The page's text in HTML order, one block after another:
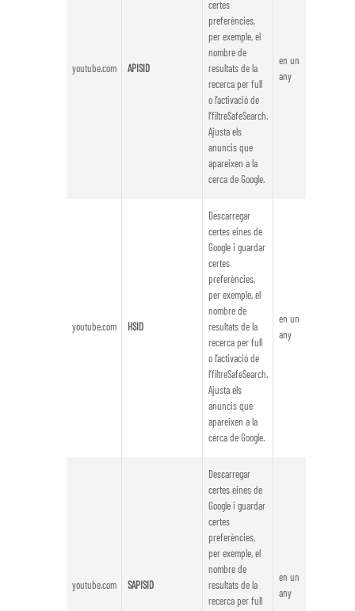
youtube.com APISID
certes
preferències,
per exemple, el
nombre de
resultats de la
recerca per full
o l’activació de
l’filtreSafeSearch.
Ajusta els
anuncis que
apareixen a la
cerca de Google.
en un
any
youtube.com HSID
Descarregar
certes eines de
Google i guardar
certes
preferències,
per exemple, el
nombre de
resultats de la
recerca per full
o l’activació de
l’filtreSafeSearch.
Ajusta els
anuncis que
apareixen a la
cerca de Google.
en un
any
youtube.com SAPISID
Descarregar
certes eines de
Google i guardar
certes
preferències,
per exemple, el
nombre de
resultats de la
recerca per full
en un
any